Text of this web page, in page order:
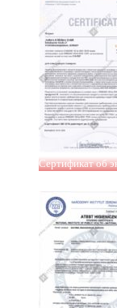
Сертификат об